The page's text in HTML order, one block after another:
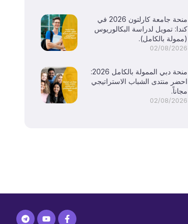
منحة جامعة كارلتون 2026 في
كندا: تمويل لدراسة البكالوريوس
(ممولة بالكامل).
02/08/2026
منحة دبي الممولة بالكامل 2026:
احضر منتدى الشباب الاستراتيجي
مجاناً.
02/08/2026